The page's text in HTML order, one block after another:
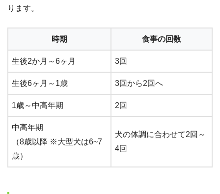
ります。
時期 食事の回数
生後2か月～6ヶ月 3回
生後6ヶ月～1歳 3回から2回へ
1歳～中高年期 2回
中高年期
（8歳以降 ※大型犬は6~7
歳）
犬の体調に合わせて2回～
4回